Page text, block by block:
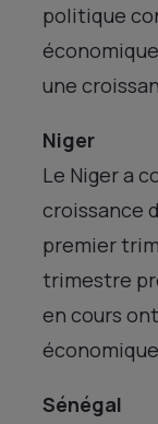
politique
une
Niger
Le Niger a
croissance
premier
trimestre
en cours
Sénégal